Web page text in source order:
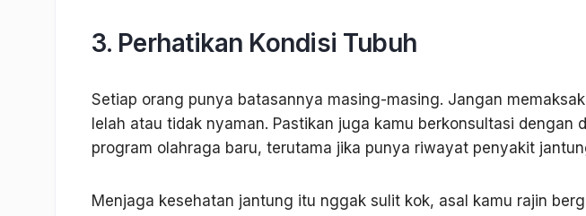
3. Perhatikan Kondisi Tubuh
Setiap orang punya batasannya masing-masing. Jangan
lelah atau tidak nyaman. Pastikan juga kamu berkonsultasi dengan
program olahraga baru, terutama jika punya riwayat penyakit
Menjaga kesehatan jantung itu nggak sulit kok, asal kamu rajin